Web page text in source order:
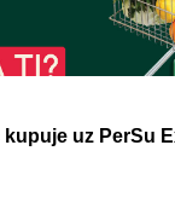
uz PerSu